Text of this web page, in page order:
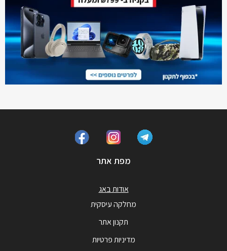
מפת אתר
אודות באג
מחלקה עיסקית
תקנון אתר
מדיניות פרטיות